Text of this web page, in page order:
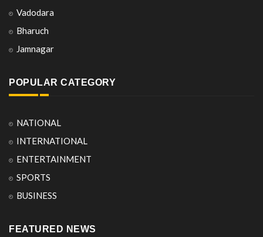
Vadodara
Bharuch
Jamnagar
POPULAR CATEGORY
NATIONAL
INTERNATIONAL
ENTERTAINMENT
SPORTS
BUSINESS
FEATURED NEWS